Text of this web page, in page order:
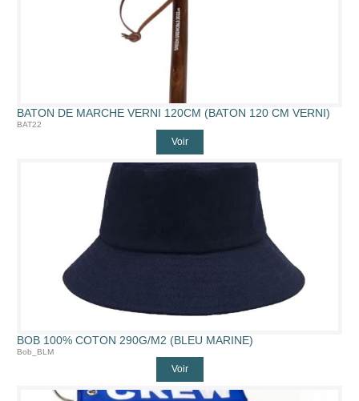
BATON DE MARCHE VERNI 120CM (BATON 120 CM VERNI)
BAT22
Voir
BOB 100% COTON 290G/M2 (BLEU MARINE)
Bob_BLM
Voir